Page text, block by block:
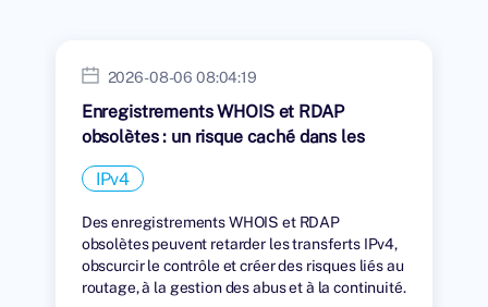
2026-08-06 08:04:19
Enregistrements WHOIS et RDAP
obsolètes : un risque caché dans les
transferts IPv4
IPv4
Des enregistrements WHOIS et RDAP
obsolètes peuvent retarder les transferts IPv4,
obscurcir le contrôle et créer des risques liés au
routage, à la gestion des abus et à la continuité.